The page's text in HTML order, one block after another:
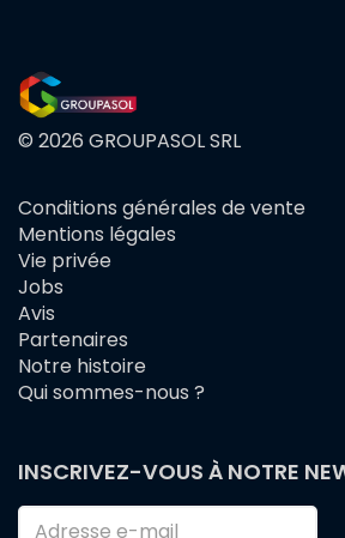
© 2026 GROUPASOL SRL
FOOTER
MENU
Conditions générales de vente
Mentions légales
Vie privée
Jobs
Avis
Partenaires
Notre histoire
Qui sommes-nous ?
INSCRIVEZ-VOUS À NOTRE